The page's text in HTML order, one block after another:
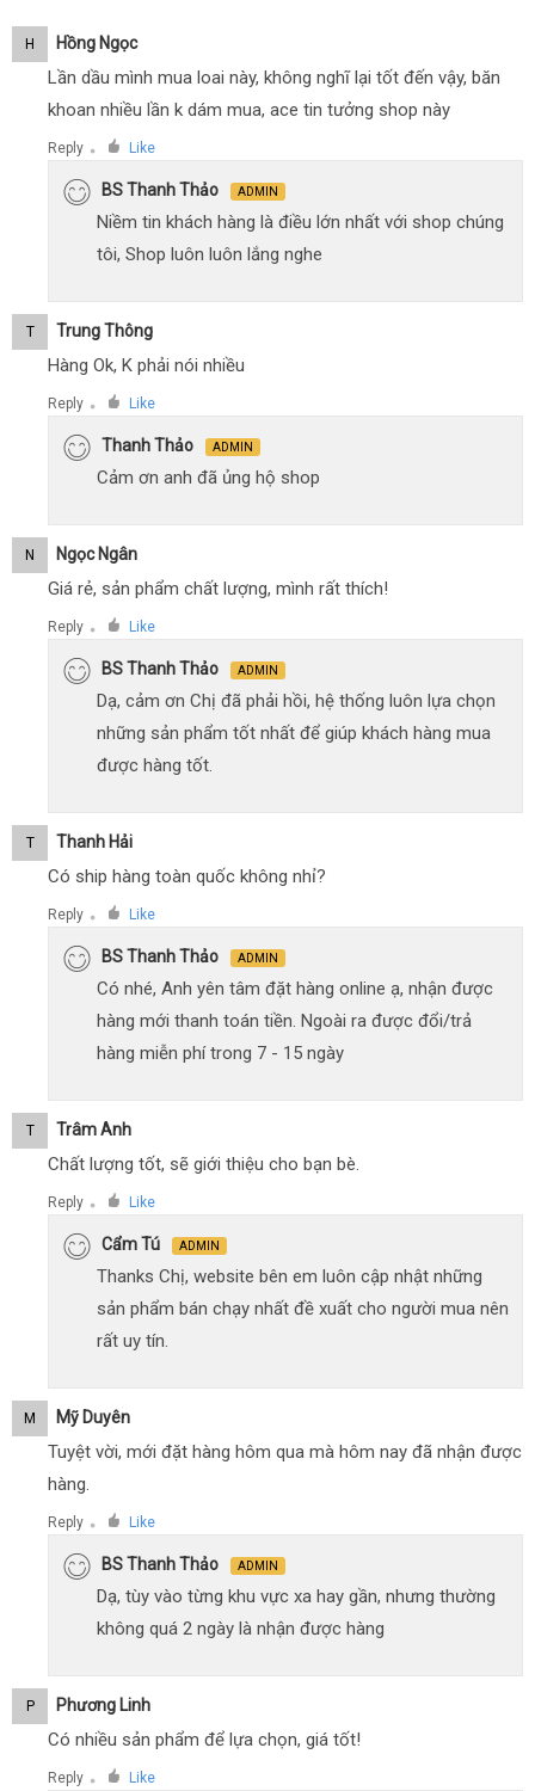
H Hồng Ngọc
Lần dầu mình mua loai này, không nghĩ lại tốt đến vậy, băn
khoan nhiều lần k dám mua, ace tin tưởng shop này
Reply ● Like
BS Thanh Thảo ADMIN
Niềm tin khách hàng là điều lớn nhất với shop chúng
tôi, Shop luôn luôn lắng nghe
T Trung Thông
Hàng Ok, K phải nói nhiều
Reply ● Like
Thanh Thảo ADMIN
Cảm ơn anh đã ủng hộ shop
N Ngọc Ngân
Giá rẻ, sản phẩm chất lượng, mình rất thích!
Reply ● Like
BS Thanh Thảo ADMIN
Dạ, cảm ơn Chị đã phải hồi, hệ thống luôn lựa chọn
những sản phẩm tốt nhất để giúp khách hàng mua
được hàng tốt.
T Thanh Hải
Có ship hàng toàn quốc không nhỉ?
Reply ● Like
BS Thanh Thảo ADMIN
Có nhé, Anh yên tâm đặt hàng online ạ, nhận được
hàng mới thanh toán tiền. Ngoài ra được đổi/trả
hàng miễn phí trong 7 - 15 ngày
T Trâm Anh
Chất lượng tốt, sẽ giới thiệu cho bạn bè.
Reply ● Like
Cẩm Tú ADMIN
Thanks Chị, website bên em luôn cập nhật những
sản phẩm bán chạy nhất đề xuất cho người mua nên
rất uy tín.
M Mỹ Duyên
Tuyệt vời, mới đặt hàng hôm qua mà hôm nay đã nhận được
hàng.
Reply ● Like
BS Thanh Thảo ADMIN
Dạ, tùy vào từng khu vực xa hay gần, nhưng thường
không quá 2 ngày là nhận được hàng
P Phương Linh
Có nhiều sản phẩm để lựa chọn, giá tốt!
Reply ● Like